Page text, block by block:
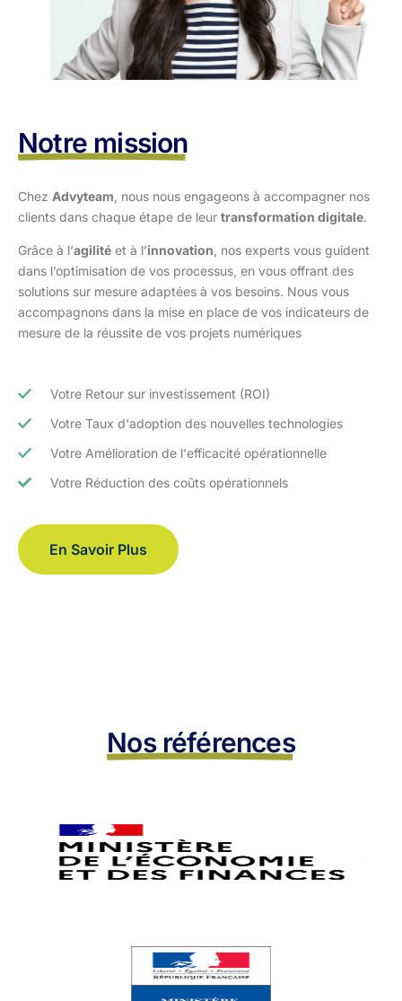
Notre mission
Chez Advyteam , nous nous engageons à accompagner nos
clients dans chaque étape de leur transformation digitale.
Grâce à l’agilité et à l’innovation , nos experts vous guident
dans l’optimisation de vos processus, en vous offrant des
solutions sur mesure adaptées à vos besoins. Nous vous
accompagnons dans la mise en place de vos indicateurs de
mesure de la réussite de vos projets numériques
Votre Retour sur investissement (ROI)
Votre Taux d'adoption des nouvelles technologies
Votre Amélioration de l'efficacité opérationnelle
Votre Réduction des coûts opérationnels
En Savoir Plus
Nos références